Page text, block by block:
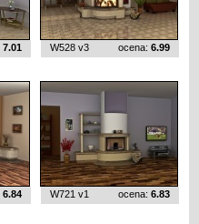
7.01 W528 v3 ocena: 6.99
6.84 W721 v1 ocena: 6.83